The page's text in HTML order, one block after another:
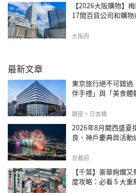
【2026大阪購物】
17間百貨公司和購
大阪府
最新文章
東京旅行絕不可錯過
伴手禮」與「美食體
銀座・日本橋
2026年8月關西盛夏
良、神戶慶典與活動
京都府
【千葉】豪華絢爛
度攻略：必看 5 大